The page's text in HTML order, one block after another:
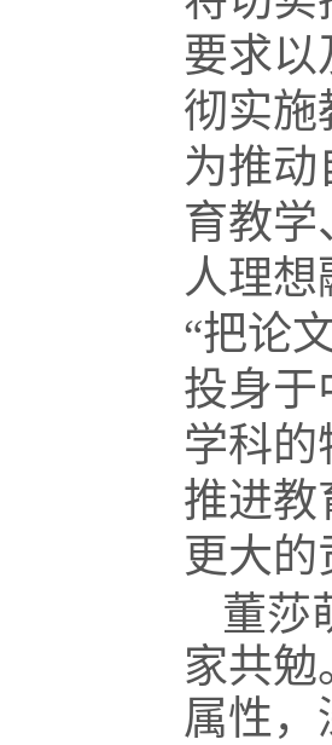
要求以
彻实施
为推
育教学
人理
“把论
投身于
学科的
推进教
更大
董莎
家共勉
属性，